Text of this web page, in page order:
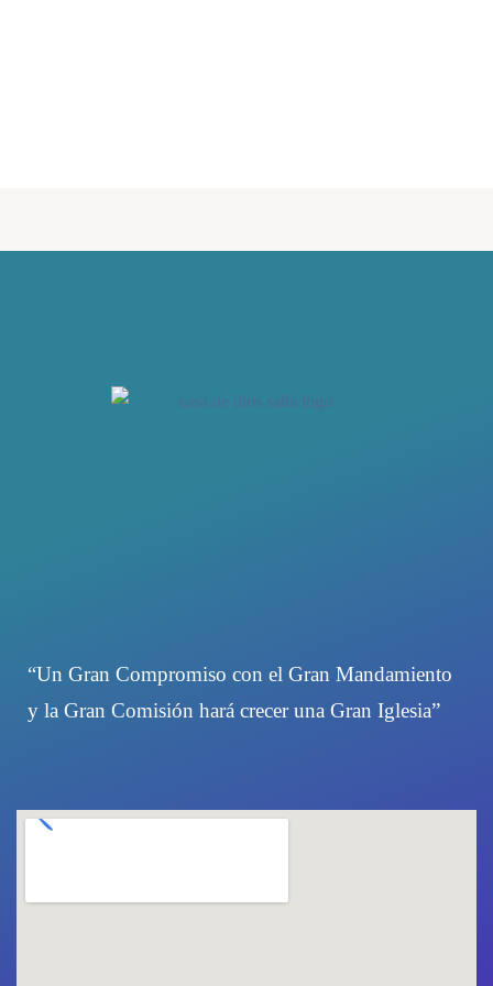
“Un Gran Compromiso con el Gran Mandamiento
y la Gran Comisión hará crecer una Gran Iglesia”